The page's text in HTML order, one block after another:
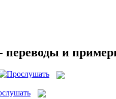
переводы и